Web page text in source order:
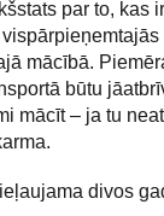
par to, kas
mācībā.
būtu
mācīt – ja tu
divos